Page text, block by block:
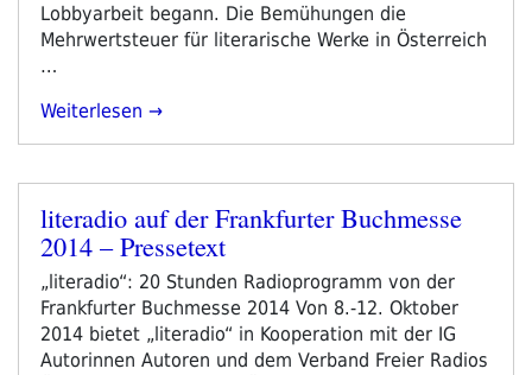
Lobbyarbeit begann. Die Bemühungen die
Mehrwertsteuer für literarische Werke in Österreich
…
„Von
Olkusz
–
Der
Tag“
Weiterlesen
Veröffentlicht
am
literadio auf der Frankfurter Buchmesse
2014 – Pressetext
„literadio“: 20 Stunden Radioprogramm von der
Frankfurter Buchmesse 2014 Von 8.-12. Oktober
2014 bietet „literadio“ in Kooperation mit der IG
Autorinnen Autoren und dem Verband Freier Radios